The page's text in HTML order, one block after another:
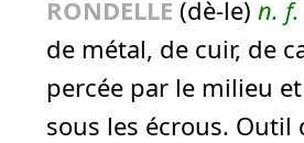
RONDELLE (dè-le) n. f.
de métal, de cuir, de
percée par le milieu
sous les écrous. Outil